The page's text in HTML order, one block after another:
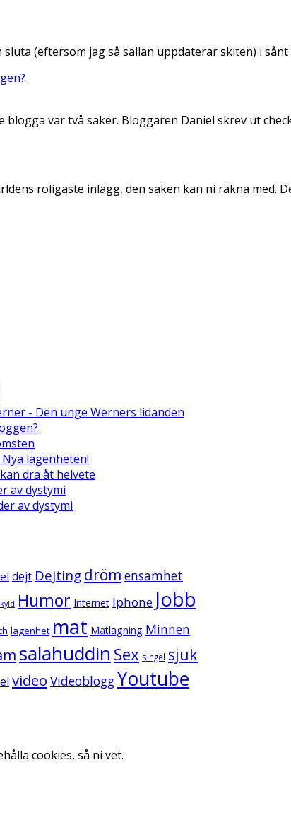
(eftersom jag så sällan uppdaterar skiten) i
blogga var två saker. Bloggaren Daniel skrev ut
roligaste inlägg, den saken kan ni räkna med.
- Den unge Werners lidanden
lägenheten!
dra åt helvete
av dystymi
av dystymi
dejt Dejtingdröm ensamhet
Humor Internet Iphone Jobb
lägenhet mat Matlagning Minnen
salahuddin Sex singel sjuk
video VideobloggYoutube
cookies, så ni vet.